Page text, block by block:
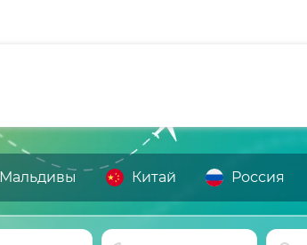
Мальдивы Китай Россия